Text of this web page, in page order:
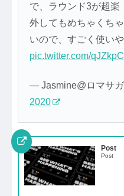
で、ラウンド3が超楽
外してもめちゃくち
いので、すごく使い
pic.twitter.com/
— Jasmine@ロマサ
2020
Post
Post